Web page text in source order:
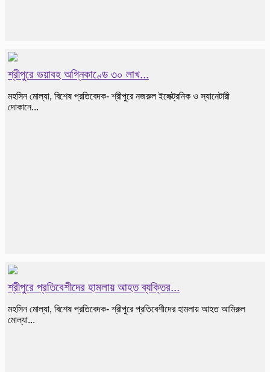
শ্রীপুরে ভয়াবহ অগ্নিকাণ্ডে ৩০ লাখ...
মহসিন মোল্যা, বিশেষ প্রতিবেদক- শ্রীপুরে নজরুল ইলেক্ট্রনিক ও স্যানেটারী
দোকানে...
শ্রীপুরে প্রতিবেশীদের হামলায় আহত ব্যক্তির...
মহসিন মোল্যা, বিশেষ প্রতিবেদক- শ্রীপুরে প্রতিবেশীদের হামলায় আহত আমিরুল
মোল্যা...